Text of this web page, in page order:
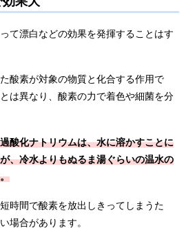
て漂白などの効果を発揮することはす
酸素が対象の物質と化合する作用で
は異なり、酸素の力で着色や細菌を分
酸化ナトリウムは、水に溶かすことに
、冷水よりもぬるま湯ぐらいの温水の
時間で酸素を放出しきってしまうた
場合があります。